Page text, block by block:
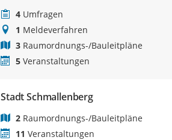
4 Umfragen
1 Meldeverfahren
3 Raumordnungs-/Bauleitpläne
5 Veranstaltungen
Stadt Schmallenberg
2 Raumordnungs-/Bauleitpläne
11 Veranstaltungen